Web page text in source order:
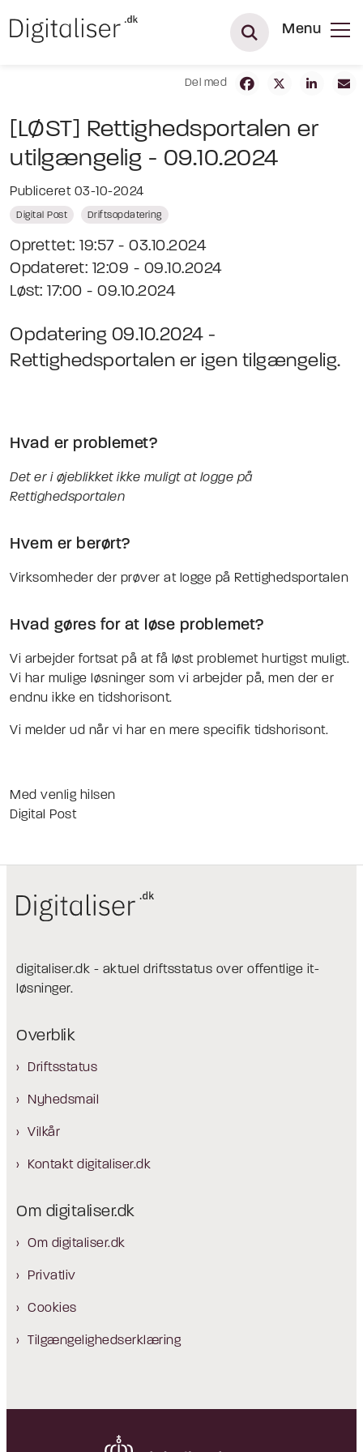
Menu
Del med
[LØST] Rettighedsportalen er
utilgængelig - 09.10.2024
Publiceret 03-10-2024
Digital Post Driftsopdatering
Oprettet: 19:57 - 03.10.2024
Opdateret: 12:09 - 09.10.2024
Løst: 17:00 - 09.10.2024
Opdatering 09.10.2024 -
Rettighedsportalen er igen tilgængelig.
Hvad er problemet?
Det er i øjeblikket ikke muligt at logge på
Rettighedsportalen
Hvem er berørt?
Virksomheder der prøver at logge på Rettighedsportalen
Hvad gøres for at løse problemet?
Vi arbejder fortsat på at få løst problemet hurtigst muligt.
Vi har mulige løsninger som vi arbejder på, men der er
endnu ikke en tidshorisont.
Vi melder ud når vi har en mere specifik tidshorisont.
Med venlig hilsen
Digital Post
digitaliser.dk - aktuel driftsstatus over offentlige it-
løsninger.
Overblik
Driftsstatus
Nyhedsmail
Vilkår
Kontakt digitaliser.dk
Om digitaliser.dk
Om digitaliser.dk
Privatliv
Cookies
Tilgængelighedserklæring